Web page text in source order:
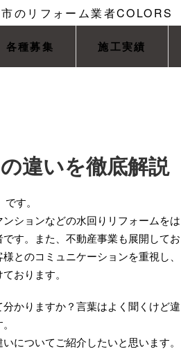
各種募集 施工実績
違いを徹底解説
す。
ションなどの水回りリフォームをは
す。また、不動産事業も展開してお
とのコミュニケーションを重視し、
おります。
かりますか？言葉はよく聞くけど違
についてご紹介したいと思います。